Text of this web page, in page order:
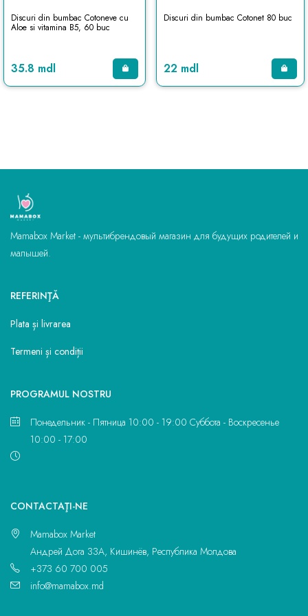
Discuri din bumbac Cotoneve cu
Aloe si vitamina B5, 60 buc
35.8 mdl
Discuri din bumbac Cotonet 80 buc
22 mdl
Mamabox Market - мультибрендовый магазин для будущих родителей и
малышей.
REFERINŢĂ
Plata și livrarea
Termeni și condiții
PROGRAMUL NOSTRU
Понедельник - Пятница 10:00 - 19:00 Суббота - Воскресенье
10:00 - 17:00
CONTACTAŢI-NE
Mamabox Market
Андрей Дога 33A, Кишинёв, Республика Молдова
+373 60 700 005
info@mamabox.md